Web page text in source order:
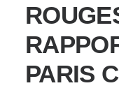
PARIS